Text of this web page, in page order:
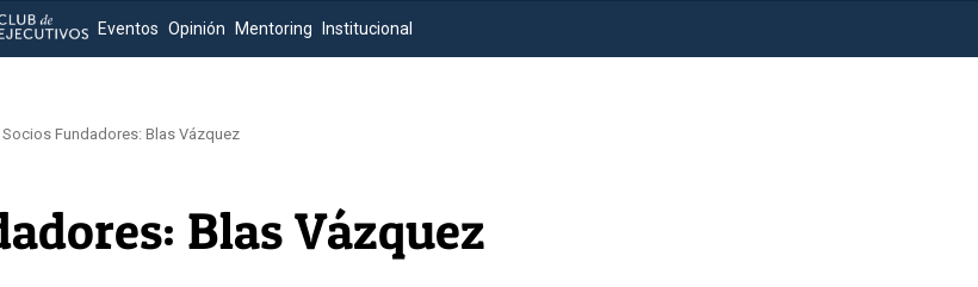
Eventos Opinión Mentoring Institucional
Socios Fundadores: Blas Vázquez
Blas Vázquez